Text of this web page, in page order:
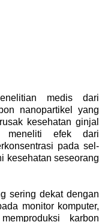
medis dari
nanopartikel yang
kesehatan ginjal
meneliti efek dari
pada sel-
kesehatan seseorang
sering dekat dengan
monitor komputer,
karbon